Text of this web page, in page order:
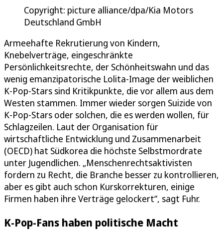
Copyright: picture alliance/dpa/Kia Motors
Deutschland GmbH
Armeehafte Rekrutierung von Kindern,
Knebelverträge, eingeschränkte
Persönlichkeitsrechte, der Schönheitswahn und das
wenig emanzipatorische Lolita-Image der weiblichen
K-Pop-Stars sind Kritikpunkte, die vor allem aus dem
Westen stammen. Immer wieder sorgen Suizide von
K-Pop-Stars oder solchen, die es werden wollen, für
Schlagzeilen. Laut der Organisation für
wirtschaftliche Entwicklung und Zusammenarbeit
(OECD) hat Südkorea die höchste Selbstmordrate
unter Jugendlichen. „Menschenrechtsaktivisten
fordern zu Recht, die Branche besser zu kontrollieren,
aber es gibt auch schon Kurskorrekturen, einige
Firmen haben ihre Verträge gelockert“, sagt Fuhr.
K-Pop-Fans haben politische Macht